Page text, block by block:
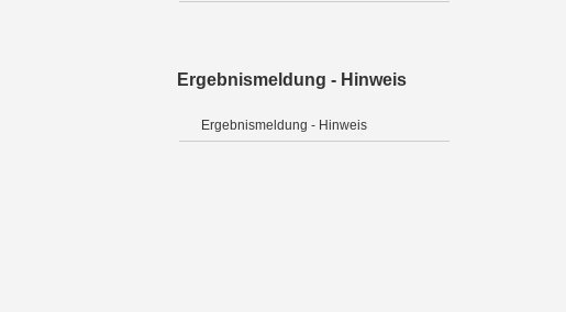
Ergebnismeldung - Hinweis
Ergebnismeldung - Hinweis